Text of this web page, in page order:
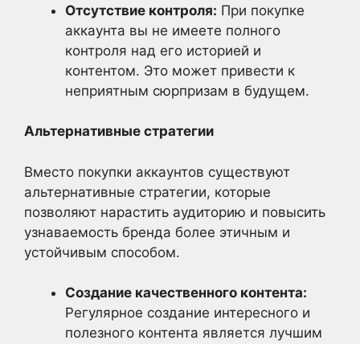
Отсутствие контроля: При покупке
аккаунта вы не имеете полного
контроля над его историей и
контентом. Это может привести к
неприятным сюрпризам в будущем.
Альтернативные стратегии
Вместо покупки аккаунтов существуют
альтернативные стратегии, которые
позволяют нарастить аудиторию и повысить
узнаваемость бренда более этичным и
устойчивым способом.
Создание качественного контента:
Регулярное создание интересного и
полезного контента является лучшим